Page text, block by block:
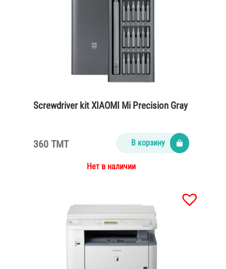
Screwdriver kit XIAOMI Mi Precision Gray
360 TMT В корзину
Нет в наличии